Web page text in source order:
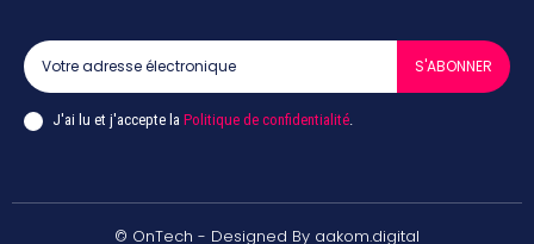
S'ABONNER
J'ai lu et j'accepte la Politique de confidentialité.
© OnTech - Designed By aakom.digital